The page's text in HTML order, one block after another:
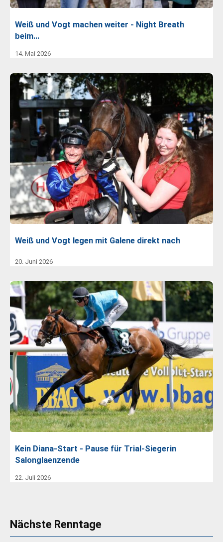
Weiß und Vogt machen weiter - Night Breath
beim…
14. Mai 2026
Weiß und Vogt legen mit Galene direkt nach
20. Juni 2026
Kein Diana-Start - Pause für Trial-Siegerin
Salonglaenzende
22. Juli 2026
Nächste Renntage